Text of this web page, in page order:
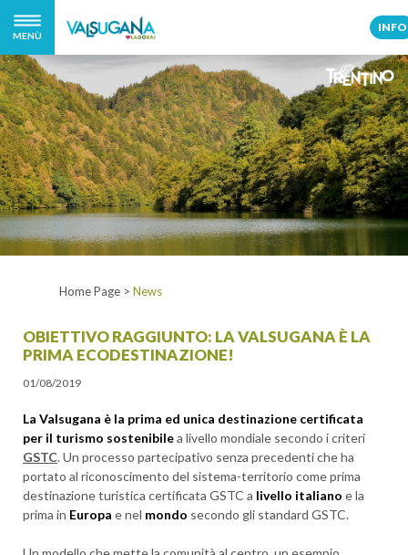
MENÙ
INFO
Home Page > News
OBIETTIVO RAGGIUNTO: LA VALSUGANA È LA
PRIMA ECODESTINAZIONE!
01/08/2019
La Valsugana è la prima ed unica destinazione certificata
per il turismo sostenibilea livello mondiale secondo i criteri
GSTC. Un processo partecipativo senza precedenti che ha
portato al riconoscimento del sistema-territorio come prima
destinazione turistica certificata GSTC a livello italiano e la
prima in Europa e nel mondo secondo gli standard GSTC.